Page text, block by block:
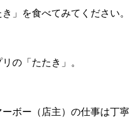
」を食べてみてください。
の「たたき」。
ボー（店主）の仕事は丁寧